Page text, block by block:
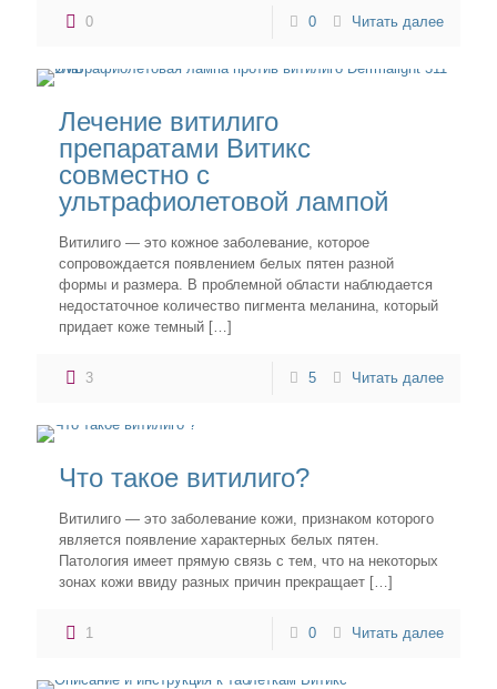
0 0 Читать далее
Лечение витилиго
препаратами Витикс
совместно с
ультрафиолетовой лампой
Витилиго — это кожное заболевание, которое
сопровождается появлением белых пятен разной
формы и размера. В проблемной области наблюдается
недостаточное количество пигмента меланина, который
придает коже темный […]
3 5 Читать далее
Что такое витилиго?
Витилиго — это заболевание кожи, признаком которого
является появление характерных белых пятен.
Патология имеет прямую связь с тем, что на некоторых
зонах кожи ввиду разных причин прекращает […]
1 0 Читать далее